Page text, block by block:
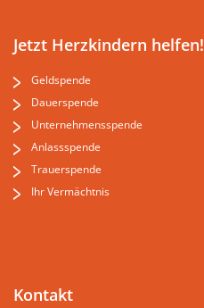
Jetzt Herzkindern helfen!
Geldspende
Dauerspende
Unternehmensspende
Anlassspende
Trauerspende
Ihr Vermächtnis
Kontakt